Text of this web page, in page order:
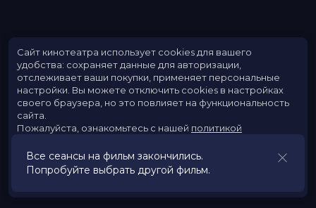
Все сеансы на фильм закончились.
Попробуйте выбрать другой фильм.
Сайт кинотеатра использует cookies для вашего
удобства: сохраняет данные для авторизации,
отслеживает ваши покупки, применяет персональные
настройки. Вы можете отключить cookies в настройках
своего браузера, но это повлияет на функциональность
сайта.
Пожалуйста, ознакомьтесь с нашей политикой
Принять